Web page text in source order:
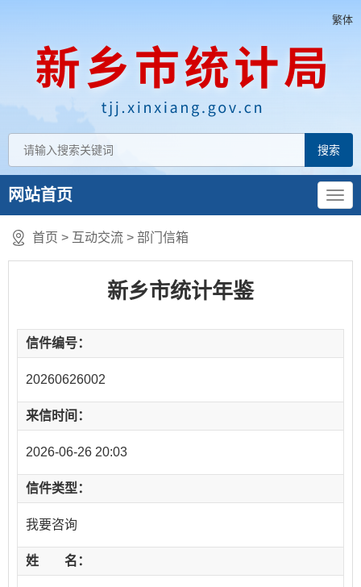
繁体
网站首页
首页 > 互动交流 > 部门信箱
新乡市统计年鉴
信件编号：
20260626002
来信时间：
2026-06-26 20:03
信件类型：
我要咨询
姓 名：